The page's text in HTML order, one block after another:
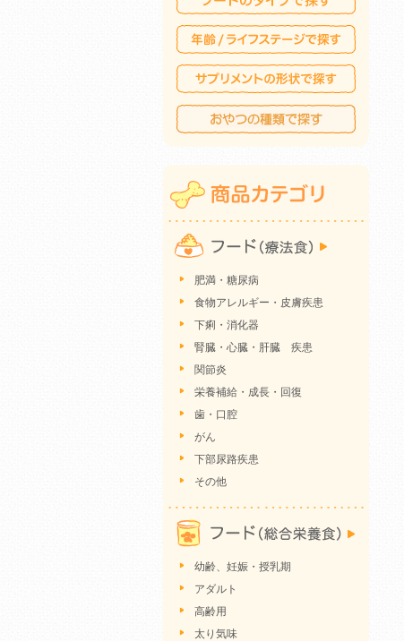
肥満・糖尿病
食物アレルギー・皮膚疾患
下痢・消化器
腎臓・心臓・肝臓 疾患
関節炎
栄養補給・成長・回復
歯・口腔
がん
下部尿路疾患
その他
幼齢、妊娠・授乳期
アダルト
高齢用
太り気味